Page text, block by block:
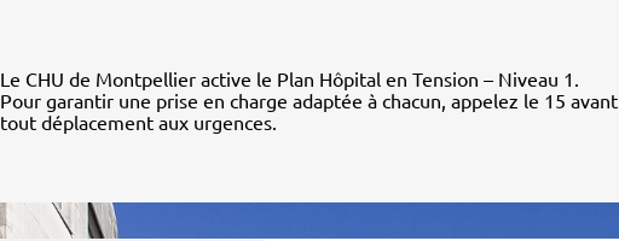
Le CHU de Montpellier active le Plan Hôpital en Tension – Niveau 1.
Pour garantir une prise en charge adaptée à chacun, appelez le 15 avant
tout déplacement aux urgences.